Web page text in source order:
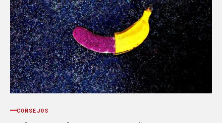
CONSEJOS